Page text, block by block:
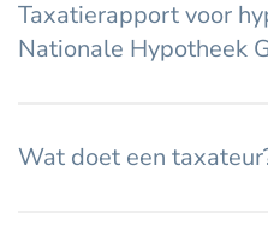
Taxatierapport voor
Nationale Hypotheek
Wat doet een